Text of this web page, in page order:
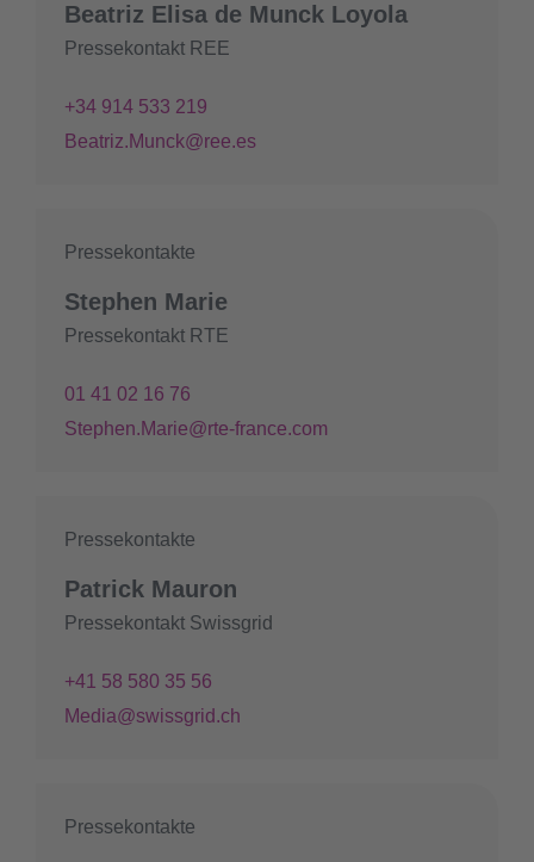
Beatriz Elisa de Munck Loyola
Pressekontakt REE
+34 914 533 219
Beatriz.Munck@ree.es
Pressekontakte
Stephen Marie
Pressekontakt RTE
01 41 02 16 76
Stephen.Marie@rte-france.com
Pressekontakte
Patrick Mauron
Pressekontakt Swissgrid
+41 58 580 35 56
Media@swissgrid.ch
Pressekontakte